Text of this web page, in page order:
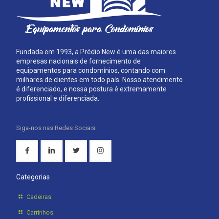
Fundada em 1993, a Prédio New é uma das maiores
empresas nacionais de fornecimento de
equipamentos para condomínios, contando com
milhares de clientes em todo país. Nosso atendimento
é diferenciado, e nossa postura é extremamente
profissional e diferenciada.
Siga-nos nas Redes Sociais
Categorias
Cadeiras
Carrinhos